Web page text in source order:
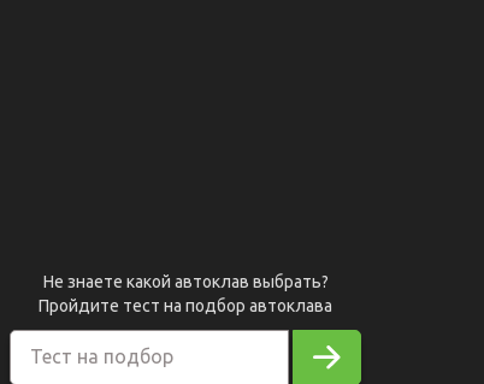
Тест на подбор
Не знаете какой автоклав выбрать?
Пройдите тест на подбор автоклава